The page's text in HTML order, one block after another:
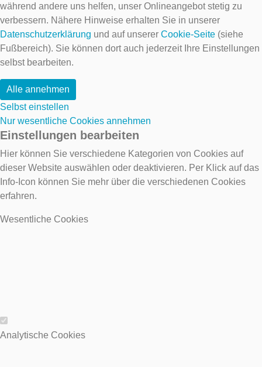
während andere uns helfen, unser Onlineangebot stetig zu
verbessern. Nähere Hinweise erhalten Sie in unserer
Datenschutzerklärung und auf unserer Cookie-Seite (siehe
Fußbereich). Sie können dort auch jederzeit Ihre Einstellungen
selbst bearbeiten.
Alle annehmen
Selbst einstellen
Nur wesentliche Cookies annehmen
Einstellungen bearbeiten
Hier können Sie verschiedene Kategorien von Cookies auf
dieser Website auswählen oder deaktivieren. Per Klick auf das
Info-Icon können Sie mehr über die verschiedenen Cookies
erfahren.
Wesentliche Cookies
Wesentliche Cookies
Analytische Cookies